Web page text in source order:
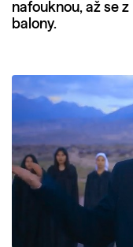
nafouknou, až se
balony.